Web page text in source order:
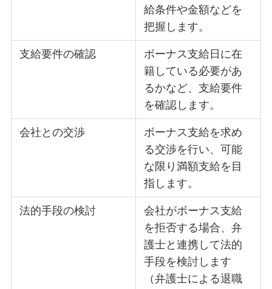
給条件や金額などを
把握します。
支給要件の確認
ボーナス支給日に在
籍している必要があ
るかなど、支給要件
を確認します。
会社との交渉
ボーナス支給を求め
る交渉を行い、可能
な限り満額支給を目
指します。
法的手段の検討
会社がボーナス支給
を拒否する場合、弁
護士と連携して法的
手段を検討します
（弁護士による退職